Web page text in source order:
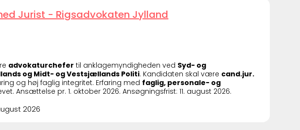
Jurist - Rigsadvokaten Jylland
advokaturchefer til anklagemyndigheden ved Syd- og
og Midt- og Vestsjællands Politi. Kandidaten skal være cand.jur.
og høj faglig integritet. Erfaring med faglig, personale- og
Ansættelse pr. 1. oktober 2026. Ansøgningsfrist: 11. august 2026.
2026